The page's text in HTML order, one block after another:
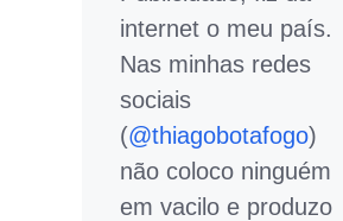
internet o meu país.
Nas minhas redes
sociais
(@thiagobotafogo)
não coloco ninguém
em vacilo e produzo